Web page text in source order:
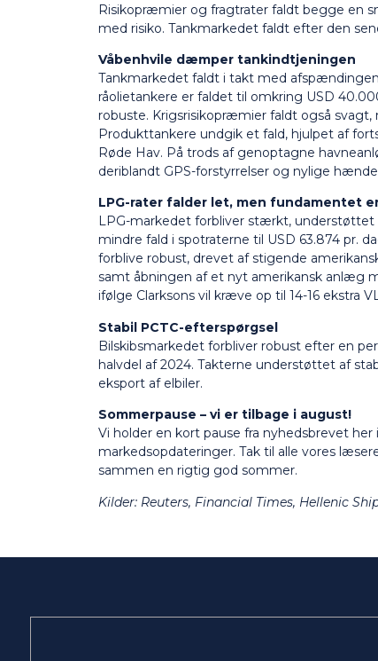
Risikopræmier og fragtrater faldt begge en
med risiko. Tankmarkedet faldt efter den
Våbenhvile dæmper tankindtjeningen
Tankmarkedet faldt i takt med
råolietankere er faldet til omkring USD
robuste. Krigsrisikopræmier faldt også
Produkttankere undgik et fald, hjulpet af
Røde Hav. På trods af genoptagne
deriblandt GPS-forstyrrelser og nylige
LPG-rater falder let, men fundamentet
LPG-markedet forbliver stærkt,
mindre fald i spotraterne til USD 63.874 pr.
forblive robust, drevet af stigende
samt åbningen af et nyt amerikansk anlæg
ifølge Clarksons vil kræve op til 14-16 ekstra
Stabil PCTC-efterspørgsel
Bilskibsmarkedet forbliver robust efter en
halvdel af 2024. Takterne understøttet af
eksport af elbiler.
Sommerpause – vi er tilbage i august!
Vi holder en kort pause fra nyhedsbrevet
markedsopdateringer. Tak til alle vores
sammen en rigtig god sommer.
Kilder: Reuters, Financial Times, Hellenic